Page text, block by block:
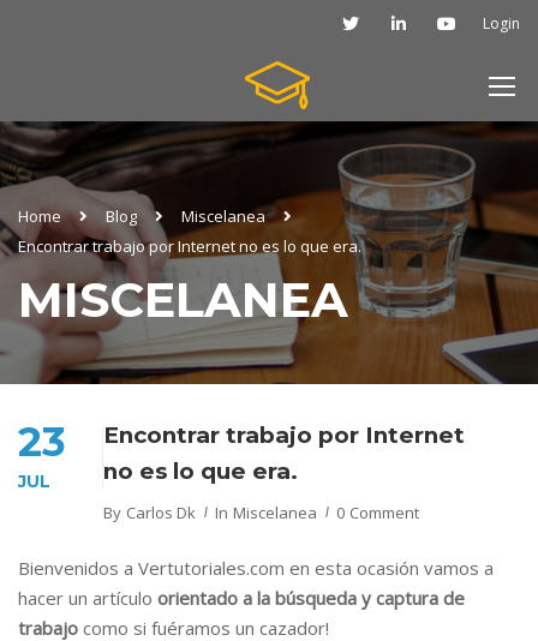
Login
Home Blog
Miscelanea
Encontrar trabajo por Internet no es lo que era.
MISCELANEA
23
JUL
Encontrar trabajo por Internet
no es lo que era.
By Carlos Dk In Miscelanea 0 Comment
Bienvenidos a Vertutoriales.com en esta ocasión vamos a
hacer un artículo orientado a la búsqueda y captura de
trabajo como si fuéramos un cazador!